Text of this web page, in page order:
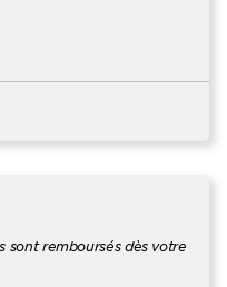
sont remboursés dès votre